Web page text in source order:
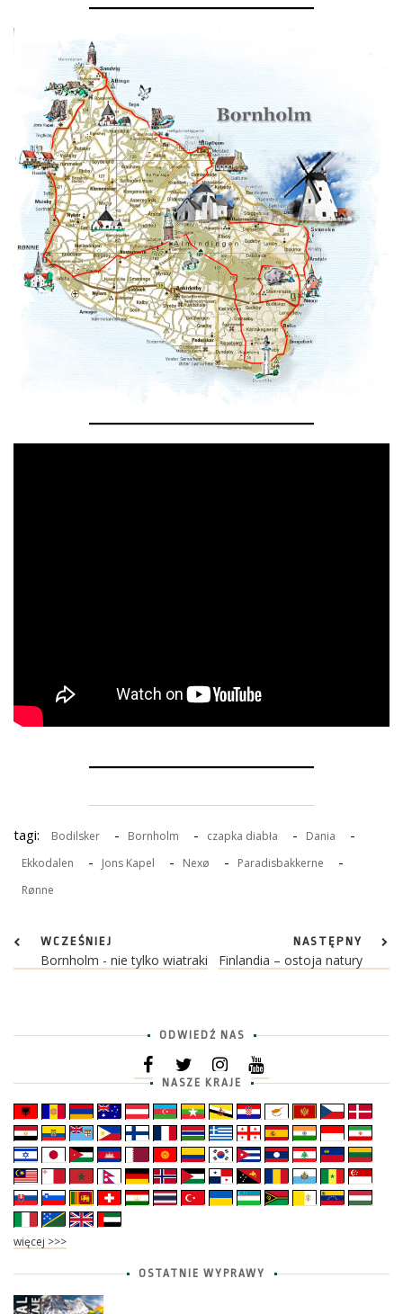
tagi: Bodilsker - Bornholm - czapka diabła - Dania -
Ekkodalen - Jons Kapel - Nexø - Paradisbakkerne -
Rønne
WCZEŚNIEJ
Bornholm - nie tylko wiatraki
NASTĘPNY
Finlandia – ostoja natury
ODWIEDŹ NAS
NASZE KRAJE
więcej >>>
OSTATNIE WYPRAWY